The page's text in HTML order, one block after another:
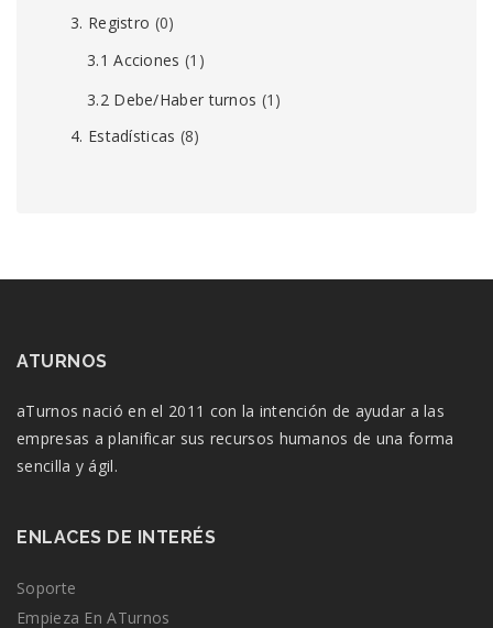
3. Registro (0)
3.1 Acciones (1)
3.2 Debe/Haber turnos (1)
4. Estadísticas (8)
ATURNOS
aTurnos nació en el 2011 con la intención de ayudar a las
empresas a planificar sus recursos humanos de una forma
sencilla y ágil.
ENLACES DE INTERÉS
Soporte
Empieza En ATurnos